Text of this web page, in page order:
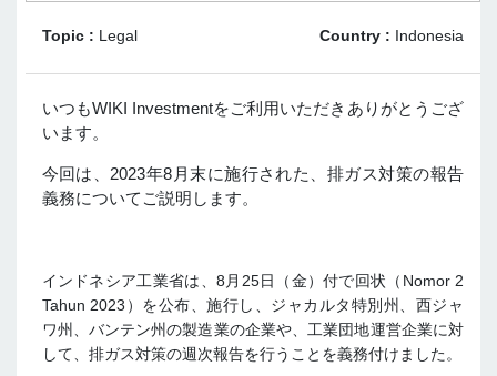
Topic : Legal Country : Indonesia
いつもWIKI Investmentをご利用いただきありがとうござ
います。
今回は、2023年8月末に施行された、排ガス対策の報告
義務についてご説明します。
インドネシア工業省は、8月25日（金）付で回状（Nomor 2
Tahun 2023）を公布、施行し、ジャカルタ特別州、西ジャ
ワ州、バンテン州の製造業の企業や、工業団地運営企業に対
して、 排ガス対策の週次報告を行うことを義務付けました。